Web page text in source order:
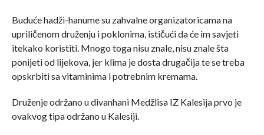
Buduće hadži-hanume su zahvalne organizatoricama na
upriličenom druženju i poklonima, ističući da će im savjeti
itekako koristiti. Mnogo toga nisu znale, nisu znale šta
ponijeti od lijekova, jer klima je dosta drugačija te se treba
opskrbiti sa vitaminima i potrebnim kremama.
Druženje održano u divanhani Medžlisa IZ Kalesija prvo je
ovakvog tipa održano u Kalesiji.